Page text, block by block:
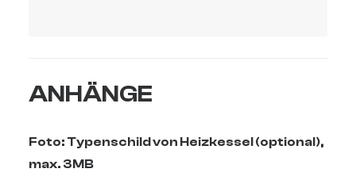
ANHÄNGE
Foto: Typenschild von Heizkessel (optional),
max. 3MB